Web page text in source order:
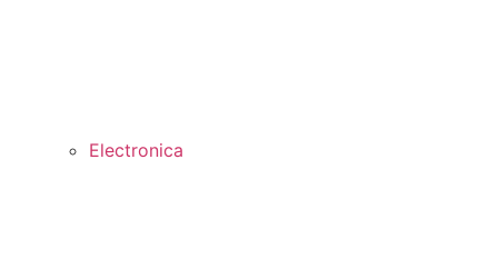
Electronica